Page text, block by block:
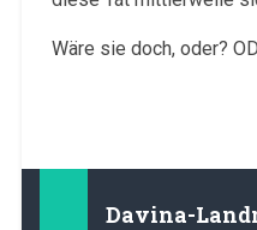
Wäre sie doch, oder?
Davina-